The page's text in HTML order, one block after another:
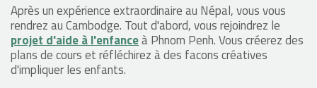
Après un expérience extraordinaire au Népal, vous vous
rendrez au Cambodge. Tout d'abord, vous rejoindrez le
projet d'aide à l'enfanceà Phnom Penh. Vous créerez des
plans de cours et réfléchirez à des facons créatives
d'impliquer les enfants.